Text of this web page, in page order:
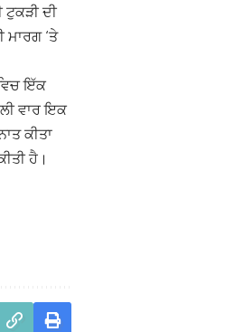
ਟੁਕੜੀ ਦੀ
ਮਾਰਗ ‘ਤੇ
ਇੱਕ
ਵਾਰ ਇਕ
ਕੀਤਾ
ਹੈ।